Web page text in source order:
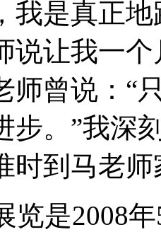
我是真正
说让我一
师曾说：“
步。”我深
时到马老
是2008年